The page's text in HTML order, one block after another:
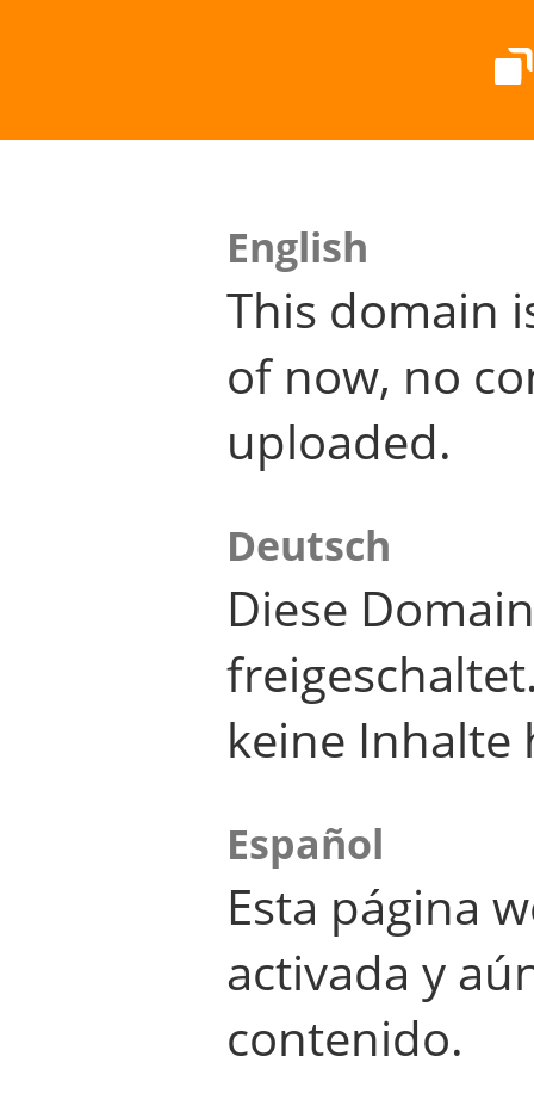
English
This domain
of now, no
uploaded.
Deutsch
Diese
keine Inhalte
Español
Esta página
activada y
contenido.